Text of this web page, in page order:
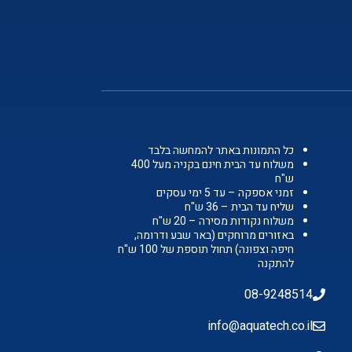
כל התמונות באתר להמחשה בלבד
משלוח עד הבית חינם בקניה מעל 400
ש"ח
זמני אספקה – עד 5 ימי עסקים
שליח עד הבית – 36 ש"ח
משלוח נקודות מסירה – 20 ש"ח
באזורים מרוחקים (באר שבע ודרומה,
חיפה וצפונה) תחול תוספת של 100 ש"ח
להתקנה
08-9248514
info@aquatech.co.il